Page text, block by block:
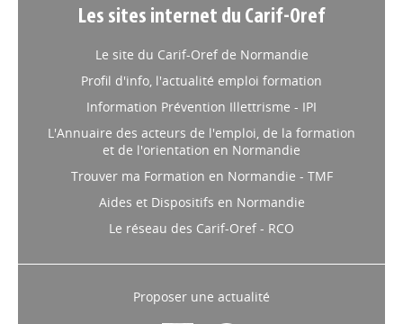
Les sites internet du Carif-Oref
Le site du Carif-Oref de Normandie
Profil d'info, l'actualité emploi formation
Information Prévention Illettrisme - IPI
L'Annuaire des acteurs de l'emploi, de la formation
et de l'orientation en Normandie
Trouver ma Formation en Normandie - TMF
Aides et Dispositifs en Normandie
Le réseau des Carif-Oref - RCO
Proposer une actualité